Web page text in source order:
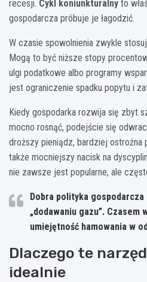
recesji. Cykl koniunkturalny to
gospodarcza próbuje je łagodzić.
W czasie spowolnienia zwykle
Mogą to być niższe stopy
ulgi podatkowe albo programy
jest ograniczenie spadku popytu i
Kiedy gospodarka rozwija się zbyt
mocno rosnąć, podejście się
droższy pieniądz, bardziej ostrożna
także mocniejszy nacisk na
nie zawsze jest popularne, ale
Dobra polityka gospodarcza
„dodawaniu gazu”. Czasem
umiejętność hamowania w
Dlaczego te
idealnie